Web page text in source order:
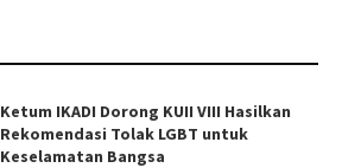
Ketum IKADI Dorong KUII VIII Hasilkan
Rekomendasi Tolak LGBT untuk
Keselamatan Bangsa